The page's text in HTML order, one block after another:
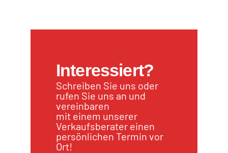
Interessiert?
Schreiben Sie uns oder
rufen Sie uns an und
vereinbaren
mit einem unserer
Verkaufsberater einen
persönlichen Termin vor
Ort!